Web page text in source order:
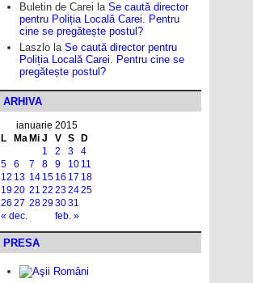
Buletin de Carei la Se caută director
pentru Poliția Locală Carei. Pentru
cine se pregătește postul?
Laszlo la Se caută director pentru
Poliția Locală Carei. Pentru cine se
pregătește postul?
ARHIVA
ianuarie 2015
L
Ma Mi J V S D
« dec. feb. »
1 2 3
4
5
6 7 8 9 10 11
12 13 14 15 16 17 18
1920 21 22 232425
26 27 28293031
PRESA